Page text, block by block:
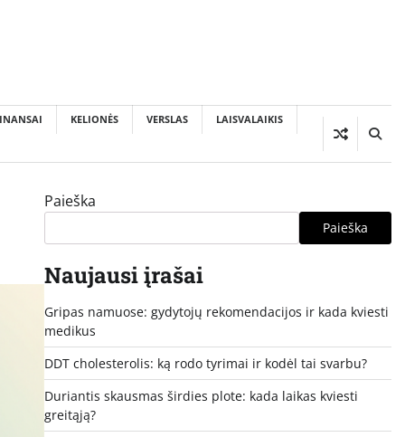
KELIONĖS VERSLAS LAISVALAIKIS
Paieška
Paieška
Naujausi įrašai
Gripas namuose: gydytojų rekomendacijos ir kada kviesti
medikus
DDT cholesterolis: ką rodo tyrimai ir kodėl tai svarbu?
Duriantis skausmas širdies plote: kada laikas kviesti
greitąją?